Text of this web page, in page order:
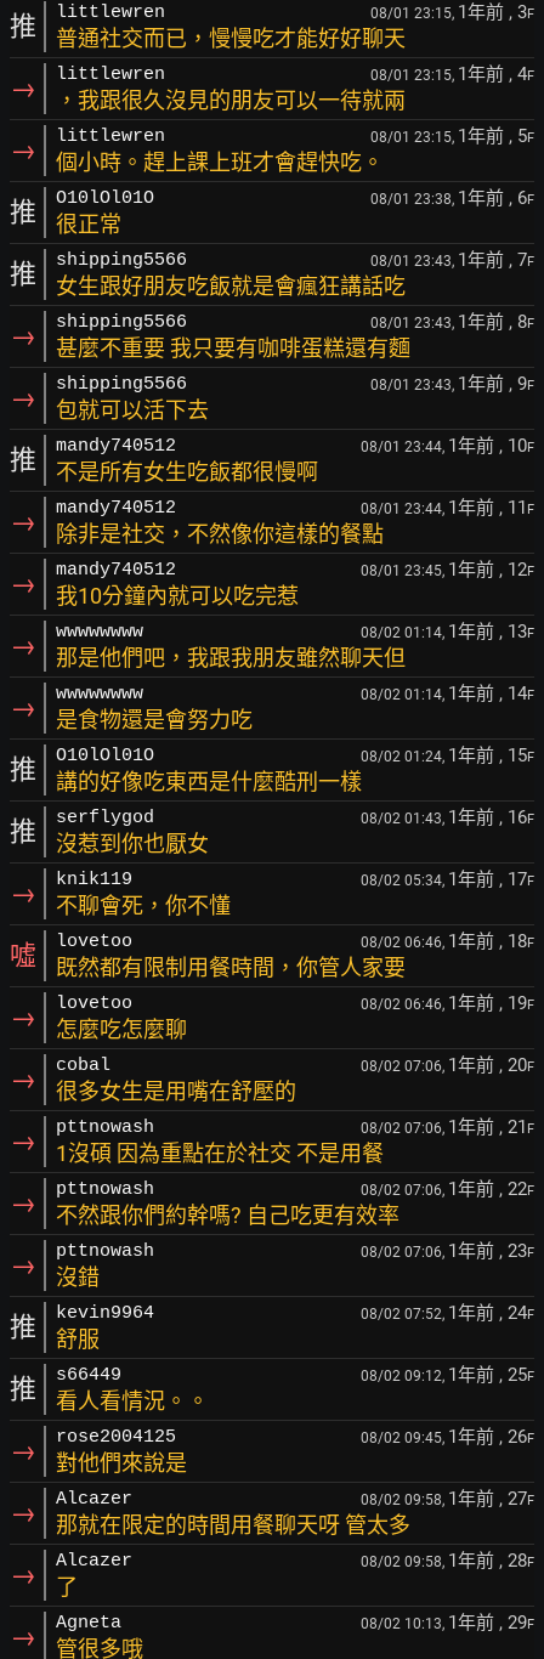
推 littlewren 08/01 23:15, 1年前 , 3F
普通社交而已，慢慢吃才能好好聊天
→ littlewren 08/01 23:15, 1年前 , 4F
，我跟很久沒見的朋友可以一待就兩
→ littlewren 08/01 23:15, 1年前 , 5F
個小時。趕上課上班才會趕快吃。
推 O10lOl01O 08/01 23:38, 1年前 , 6F
很正常
推 shipping5566 08/01 23:43, 1年前 , 7F
女生跟好朋友吃飯就是會瘋狂講話吃
→ shipping5566 08/01 23:43, 1年前 , 8F
甚麼不重要 我只要有咖啡蛋糕還有麵
→ shipping5566 08/01 23:43, 1年前 , 9F
包就可以活下去
推 mandy740512 08/01 23:44, 1年前 , 10F
不是所有女生吃飯都很慢啊
→ mandy740512 08/01 23:44, 1年前 , 11 F
除非是社交，不然像你這樣的餐點
→ mandy740512 08/01 23:45, 1年前 , 12F
我10分鐘內就可以吃完惹
→ wwwwwwww 08/02 01:14, 1年前 , 13F
那是他們吧，我跟我朋友雖然聊天但
→ wwwwwwww 08/02 01:14, 1年前 , 14F
是食物還是會努力吃
推 O10lOl01O 08/02 01:24, 1年前 , 15F
講的好像吃東西是什麼酷刑一樣
推 serflygod 08/02 01:43, 1年前 , 16F
沒惹到你也厭女
→ knik119 08/02 05:34, 1年前 , 17F
不聊會死，你不懂
噓 lovetoo 08/02 06:46, 1年前 , 18F
既然都有限制用餐時間，你管人家要
→ lovetoo 08/02 06:46, 1年前 , 19F
怎麼吃怎麼聊
→ cobal 08/02 07:06, 1年前 , 20F
很多女生是用嘴在舒壓的
→ pttnowash 08/02 07:06, 1年前 , 21 F
1沒碩 因為重點在於社交 不是用餐
→ pttnowash 08/02 07:06, 1年前 , 22F
不然跟你們約幹嗎? 自己吃更有效率
→ pttnowash 08/02 07:06, 1年前 , 23F
沒錯
推 kevin9964 08/02 07:52, 1年前 , 24F
舒服
推 s66449 08/02 09:12, 1年前 , 25F
看人看情況。。
→ rose2004125 08/02 09:45, 1年前 , 26F
對他們來說是
→ Alcazer 08/02 09:58, 1年前 , 27F
那就在限定的時間用餐聊天呀 管太多
→ Alcazer 08/02 09:58, 1年前 , 28F
了
→ Agneta 08/02 10:13, 1年前 , 29F
管很多哦